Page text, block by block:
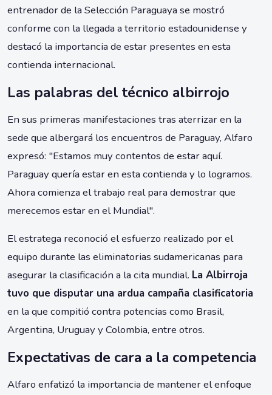
entrenador de la Selección Paraguaya se mostró
conforme con la llegada a territorio estadounidense y
destacó la importancia de estar presentes en esta
contienda internacional.
Las palabras del técnico albirrojo
En sus primeras manifestaciones tras aterrizar en la
sede que albergará los encuentros de Paraguay, Alfaro
expresó: "Estamos muy contentos de estar aquí.
Paraguay quería estar en esta contienda y lo logramos.
Ahora comienza el trabajo real para demostrar que
merecemos estar en el Mundial".
El estratega reconoció el esfuerzo realizado por el
equipo durante las eliminatorias sudamericanas para
asegurar la clasificación a la cita mundial. La Albirroja
tuvo que disputar una ardua campaña clasificatoria
en la que compitió contra potencias como Brasil,
Argentina, Uruguay y Colombia, entre otros.
Expectativas de cara a la competencia
Alfaro enfatizó la importancia de mantener el enfoque